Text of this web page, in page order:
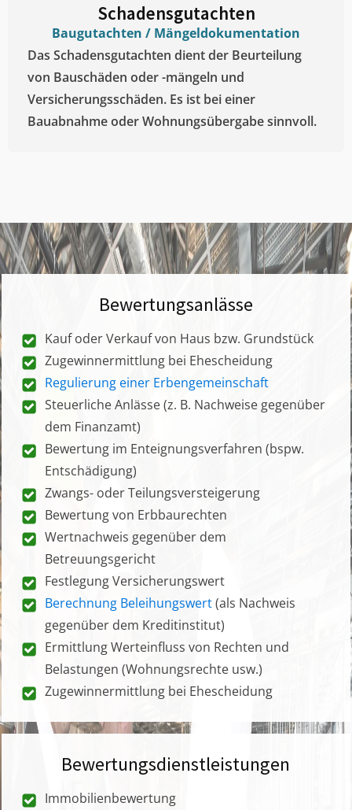
Schadensgutachten
Baugutachten / Mängeldokumentation
Das Schadensgutachten dient der Beurteilung
von Bauschäden oder -mängeln und
Versicherungsschäden. Es ist bei einer
Bauabnahme oder Wohnungsübergabe sinnvoll.
Bewertungsanlässe
Kauf oder Verkauf von Haus bzw. Grundstück
Zugewinnermittlung bei Ehescheidung
Regulierung einer Erbengemeinschaft
Steuerliche Anlässe (z. B. Nachweise gegenüber
dem Finanzamt)
Bewertung im Enteignungsverfahren (bspw.
Entschädigung)
Zwangs- oder Teilungsversteigerung
Bewertung von Erbbaurechten
Wertnachweis gegenüber dem
Betreuungsgericht
Festlegung Versicherungswert
Berechnung Beleihungswert(als Nachweis
gegenüber dem Kreditinstitut)
Ermittlung Werteinfluss von Rechten und
Belastungen (Wohnungsrechte usw.)
Zugewinnermittlung bei Ehescheidung
Bewertungsdienstleistungen
Immobilienbewertung